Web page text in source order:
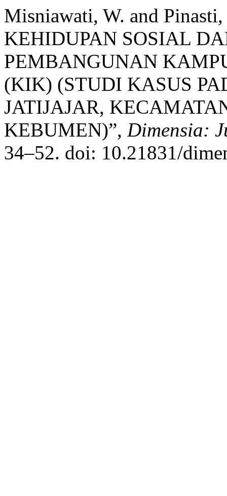
Misniawati, W. and
KEHIDUPAN SOSIAL
PEMBANGUNAN
(KIK) (STUDI KASUS
JATIJAJAR,
KEBUMEN)”, Dimensia:
34–52. doi: 10.21831/